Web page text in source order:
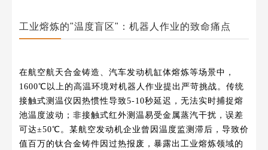
工业熔炼的"温度盲区"：机器人作业的致命痛点
在航空航天合金铸造、汽车发动机缸体熔炼等场景中，
1600℃以上的高温环境对机器人作业提出严苛挑战。传统
接触式测温仪因热惯性导致5-10秒延迟，无法实时捕捉熔
池温度波动；非接触式红外测温易受金属蒸汽干扰，误差
可达±50℃。某航空发动机企业曾因温度监测滞后，导致价
值百万的钛合金铸件因过热报废，暴露出工业熔炼领域的